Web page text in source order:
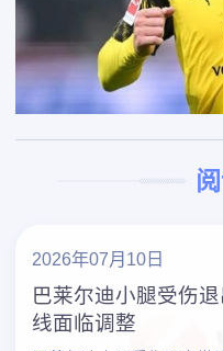
2026年07月10日
巴莱尔迪小腿受伤
线面临调整